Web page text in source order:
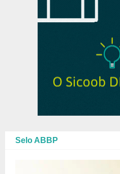
Selo ABBP